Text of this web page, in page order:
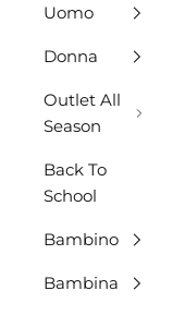
Uomo
Donna
Outlet All
Season
Back To
School
Bambino
Bambina